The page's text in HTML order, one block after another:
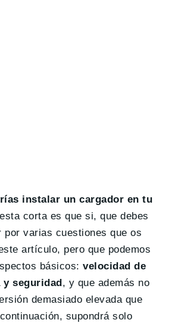
ías instalar un cargador en tu
corta es que si, que debes
por varias cuestiones que os
artículo, pero que podemos
básicos: velocidad de
y seguridad, y que además no
demasiado elevada que
supondrá solo